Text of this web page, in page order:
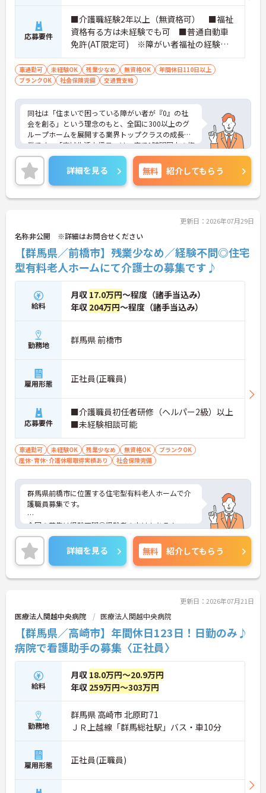
・全施設がバリアフリー設計かつ最新設備を備えて
おり、清潔感にあふれた美しい環境です。ハード面
に加え、ソフト面でも「献立の事前決定・レシピ完
備」により現場の負担が大幅に軽減されています。
ご利用者様の安全性はもちろん、働くスタッフにと
っても身体的負担が少なく、高いモチベーションを
保って業務に集中できます。
応募要件
■介護職経験2年以上（無資格可） ■福祉
資格有る方は未経験でも可 ■普通自動車
免許(AT限定可) ※障がい者福祉の経験は
不問です。※実務経験2年以上の方、障がい
者福祉に関する経験をお持ちの方大歓迎
車通勤可 未経験OK 残業少なめ 無資格OK
年間休日110日以上
ブランクOK
社会保険完備 交通費支給
同社は「住まいで困っている障がい者が『0』の社
会を創る」という理念のもと、全国に300以上のグ
ループホームを展開する業界トップクラスの成長企
業です。「広域生活支援員」は、車で1時間圏内の複
数施設を横断的に担当し、現場支援とパートスタッ
フのサポートを行うハイクラスなポジションです。
最新設備とバリアフリーが完備され、スタッフの身
体的負担が少なく、広域手当5万円が付与されるこ
とで高い給与水準を実現しています。年間休日114
効率化など、ワークライフバランスを保ちながら定
年70歳まで長期的に活躍できる制度が盤石に整って
います。複数施設を経験することで培われるマネジ
メント視点は、将来的なエリアマネージャーへのキ
ャリアアップにも直結しており、最新の環境で専門
性を発揮したいプロフェッショナルの方にお勧めで
す。
★おすすめPOINT★
・広域支援員として複数のホームを巡るため、各ホ
ことができ、現場の介助業務にとどまらず、施設運
営や人材育成の視点を養うことで、将来のエリアマ
ネージャー候補としてのステップアップに直結しま
す。
・定年70歳、再雇用75歳までという業界屈指の制度
ます。年間休日も114日確保されているため、無理
なく長期的なキャリアを築いていただけます。
・全施設がバリアフリー設計かつ最新設備を備えて
に加え、ソフト面でも「献立の事前決定・レシピ完
備」により現場の負担が大幅に軽減されています。
ご利用者様の安全性はもちろん、働くスタッフにと
っても身体的負担が少なく、高いモチベーションを
保って業務に集中できます。
詳細を見る 無料 紹介してもらう
更新日：2026年07月29日
名称非公開 ※詳細はお問合せください
【群馬県／前橋市】残業少なめ／経験不問◎住宅
型有料老人ホームにて介護士の募集です♪
給料
月収 17.0万円～程度（諸手当込み）
年収 204万円～程度（諸手当込み）
勤務地 群馬県 前橋市
雇用形態 正社員(正職員)
応募要件
■介護職員初任者研修（ヘルパー2級）以上
■未経験相談可能
車通勤可 未経験OK 残業少なめ 無資格OK
ブランクOK
産休･育休･介護休暇取得実績あり
社会保険完備
群馬県前橋市に位置する住宅型有料老人ホームで介
護職員募集です。
今回の募集は経験不問◎経験者の方はもちろん、こ
れから頑張りたい、チャレンジしたいという方にも
オススメの求人です。
残業少なめなので出勤日でもプライベートの時間を
確保して頂けますよ★
またマイカー通勤OK 無料駐車場完備なので、通勤
のストレスが少ないのも嬉しいポイントです♪
ご興味ある方には面接対策ポイントなど、さらに詳
しい詳細をお話いたしますのでお気軽にご相談くだ
さい。
詳細を見る 無料 紹介してもらう
更新日：2026年07月21日
医療法人関越中央病院 医療法人関越中央病院
【群馬県／高崎市】年間休日123日！日勤のみ♪
病院で看護助手の募集〈正社員〉
給料
月収 18.0万円～20.9万円
年収 259万円～303万円
勤務地
群馬県 高崎市 北原町71
ＪＲ上越線「群馬総社駅」バス・車10分
雇用形態 正社員(正職員)